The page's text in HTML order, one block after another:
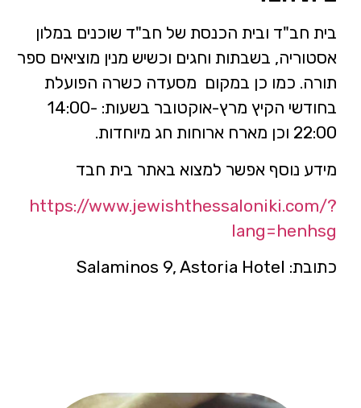
בית חב"ד ובית הכנסת של חב"ד שוכנים במלון
אסטוריה, בשבתות וחגים וכשיש מנין מוציאים ספר
תורה. כמו כן במקום מסעדה כשרה הפועלת
בחודשי הקיץ מרץ-אוקטובר בשעות: 14:00-
22:00 וכן מארח ארוחות חג מיוחדות.
מידע נוסף אפשר למצוא באתר בית חבד
https://www.jewishthessaloniki.com/?
lang=henhsg
כתובת: Salaminos 9, Astoria Hotel